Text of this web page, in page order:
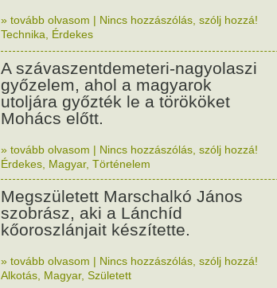
» tovább olvasom | Nincs hozzászólás, szólj hozzá!
Technika
Érdekes
A szávaszentdemeteri-nagyolaszi
győzelem, ahol a magyarok
utoljára győzték le a törököket
Mohács előtt.
» tovább olvasom | Nincs hozzászólás, szólj hozzá!
Érdekes Magyar, Történelem
Megszületett Marschalkó János
szobrász, aki a Lánchíd
kőoroszlánjait készítette.
» tovább olvasom | Nincs hozzászólás, szólj hozzá!
Alkotás Magyar, Született